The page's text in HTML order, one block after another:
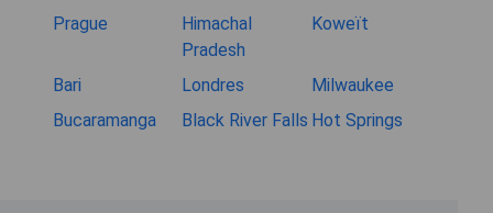
Prague
Himachal
Pradesh
Koweït
Bari Londres
Milwaukee
Bucaramanga
Black River Falls Hot Springs